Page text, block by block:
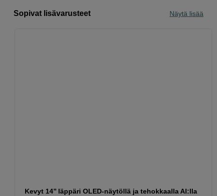
Sopivat lisävarusteet Näytä lisää
Kevyt 14’’ läppäri OLED-näytöllä ja tehokkaalla AI:lla